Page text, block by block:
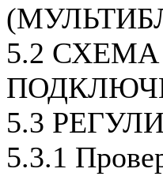
5.2
5.3
5.3.1